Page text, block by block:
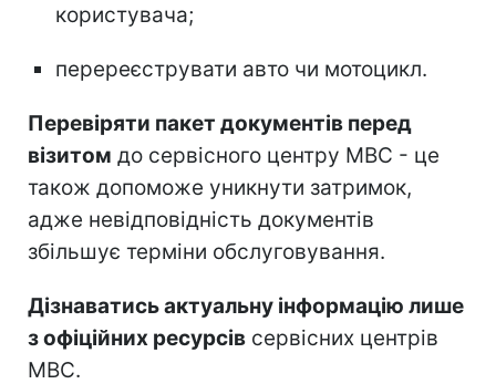
користувача;
перереєструвати авто чи мотоцикл.
Перевіряти пакет документів перед
візитом до сервісного центру МВС - це
також допоможе уникнути затримок,
адже невідповідність документів
збільшує терміни обслуговування.
Дізнаватись актуальну інформацію лише
з офіційних ресурсів сервісних центрів
МВС.